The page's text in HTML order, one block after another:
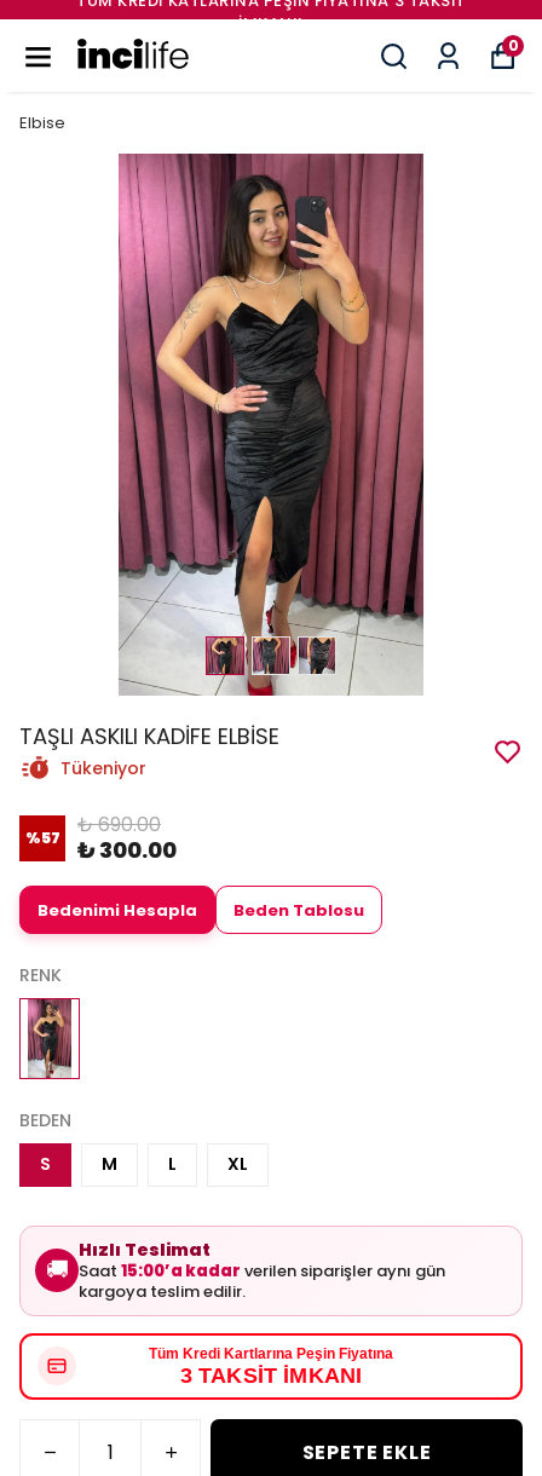
İMKANI!
0
Elbise
TAŞLI ASKILI KADİFE ELBİSE
Tükeniyor
%57 ₺ 690.00
₺ 300.00
Bedenimi Hesapla Beden Tablosu
RENK
BEDEN
S
M L XL
🚚
Hızlı Teslimat
Saat 15:00’a kadar verilen siparişler aynı gün
kargoya teslim edilir.
Tüm Kredi Kartlarına Peşin Fiyatına
3 TAKSİT İMKANI
SEPETE EKLE